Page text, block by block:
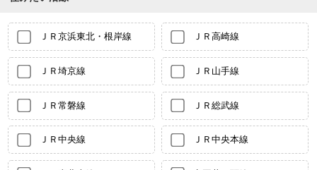
ＪＲ京浜東北・根岸線 ＪＲ高崎線
ＪＲ埼京線 ＪＲ山手線
ＪＲ常磐線 ＪＲ総武線
ＪＲ中央線 ＪＲ中央本線